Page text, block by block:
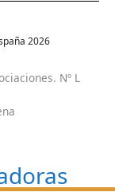
2026
Nº L